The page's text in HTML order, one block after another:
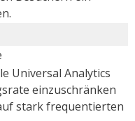
Universal Analytics
einzuschränken
stark frequentierten